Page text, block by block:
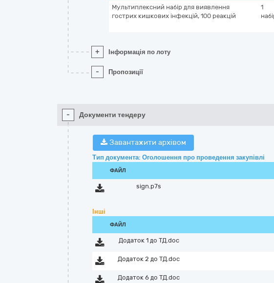
Мультиплексний набір для виявлення
гострих кишкових інфекцій, 100 реакцій
1
+ Інформація по лоту
- Пропозиції
- Документи тендеру
Завантажити архівом
Тип документа: Оголошення про проведення закупівлі
ФАЙЛ
sign.p7s
Інші
ФАЙЛ
Додаток 1 до ТД.doc
Додаток 2 до ТД.doc
Додаток 6 до ТД.doc